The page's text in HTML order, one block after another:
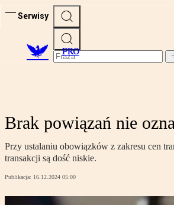
Serwisy
PRO
Brak powiązań nie
Przy ustalaniu obowiązków z zakresu cen
transakcji są dość niskie.
Publikacja: 16.12.2024 05:00